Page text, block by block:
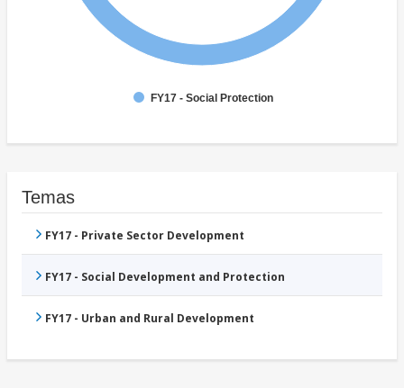
FY17 - Social Protection
Temas
FY17 - Private Sector Development
FY17 - Social Development and Protection
FY17 - Urban and Rural Development